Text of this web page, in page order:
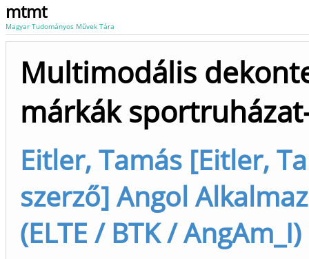
mtmt
Magyar Tudományos Művek Tára
Multimodális
márkák
Eitler, Tamás [Eitler,
szerző] Angol
(ELTE / BTK / AngAm_I)